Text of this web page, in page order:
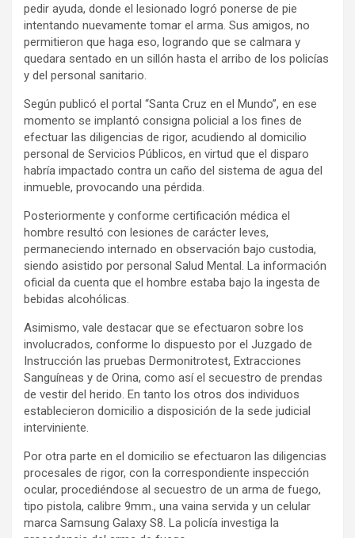
pedir ayuda, donde el lesionado logró ponerse de pie
intentando nuevamente tomar el arma. Sus amigos, no
permitieron que haga eso, logrando que se calmara y
quedara sentado en un sillón hasta el arribo de los policías
y del personal sanitario.
Según publicó el portal “Santa Cruz en el Mundo”, en ese
momento se implantó consigna policial a los fines de
efectuar las diligencias de rigor, acudiendo al domicilio
personal de Servicios Públicos, en virtud que el disparo
habría impactado contra un caño del sistema de agua del
inmueble, provocando una pérdida.
Posteriormente y conforme certificación médica el
hombre resultó con lesiones de carácter leves,
permaneciendo internado en observación bajo custodia,
siendo asistido por personal Salud Mental. La información
oficial da cuenta que el hombre estaba bajo la ingesta de
bebidas alcohólicas.
Asimismo, vale destacar que se efectuaron sobre los
involucrados, conforme lo dispuesto por el Juzgado de
Instrucción las pruebas Dermonitrotest, Extracciones
Sanguíneas y de Orina, como así el secuestro de prendas
de vestir del herido. En tanto los otros dos individuos
establecieron domicilio a disposición de la sede judicial
interviniente.
Por otra parte en el domicilio se efectuaron las diligencias
procesales de rigor, con la correspondiente inspección
ocular, procediéndose al secuestro de un arma de fuego,
tipo pistola, calibre 9mm., una vaina servida y un celular
marca Samsung Galaxy S8. La policía investiga la